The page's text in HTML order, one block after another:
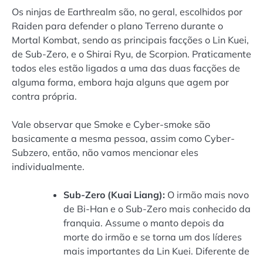
Os ninjas de Earthrealm são, no geral, escolhidos por
Raiden para defender o plano Terreno durante o
Mortal Kombat, sendo as principais facções o Lin Kuei,
de Sub-Zero, e o Shirai Ryu, de Scorpion. Praticamente
todos eles estão ligados a uma das duas facções de
alguma forma, embora haja alguns que agem por
contra própria.
Vale observar que Smoke e Cyber-smoke são
basicamente a mesma pessoa, assim como Cyber-
Subzero, então, não vamos mencionar eles
individualmente.
Sub-Zero (Kuai Liang): O irmão mais novo
de Bi-Han e o Sub-Zero mais conhecido da
franquia. Assume o manto depois da
morte do irmão e se torna um dos líderes
mais importantes da Lin Kuei. Diferente de